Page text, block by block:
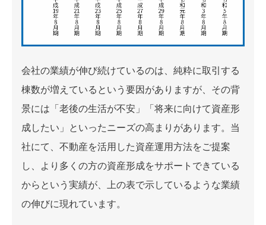
会社の業績が伸び続けているのは、純粋に取引する
棟数が増えているという要因がありますが、その背
景には「老後の生活が不安」「将来に向けて資産形
成したい」といったニーズの高まりがあります。当
社にて、不動産を活用した資産運用方法をご提案
し、より多くの方の資産形成をサポートできている
からという実績が、上の表で示しているような業績
の伸びに現れています。